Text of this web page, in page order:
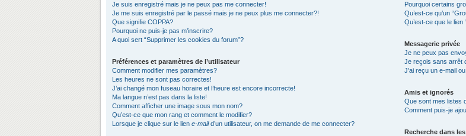
Je suis enregistré mais je ne peux pas me connecter!
Je me suis enregistré par le passé mais je ne peux plus me connecter?!
Que signifie COPPA?
Pourquoi ne puis-je pas m’inscrire?
A quoi sert “Supprimer les cookies du forum”?
Préférences et paramètres de l’utilisateur
Comment modifier mes paramètres?
Les heures ne sont pas correctes!
J’ai changé mon fuseau horaire et l’heure est encore incorrecte!
Ma langue n’est pas dans la liste!
Comment afficher une image sous mon nom?
Qu’est-ce que mon rang et comment le modifier?
Lorsque je clique sur le lien e-maild’un utilisateur, on me demande de me connecter?
Pourquoi certains
Qu’est-ce qu’un
Qu’est-ce que le lien
Messagerie privée
Je ne peux pas
Je reçois sans arrêt
J’ai reçu un e-mail
Amis et ignorés
Que sont mes listes
Comment puis-je
Recherche dans